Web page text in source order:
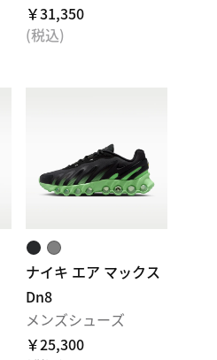
￥31,350
(税込)
ナイキ エア マックス
Dn8
メンズシューズ
￥25,300